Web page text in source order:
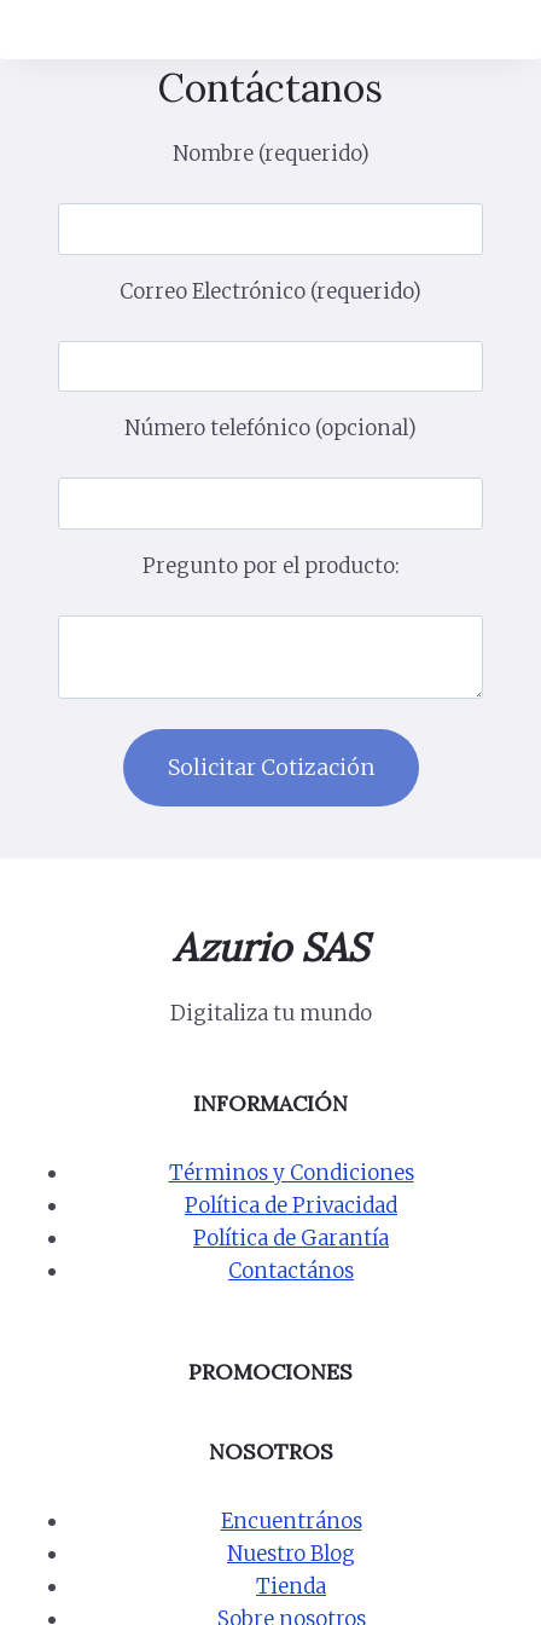
Contáctanos
Nombre (requerido)
Correo Electrónico (requerido)
Número telefónico (opcional)
Pregunto por el producto:
Azurio SAS
Digitaliza tu mundo
INFORMACIÓN
Términos y Condiciones
Política de Privacidad
Política de Garantía
Contactános
PROMOCIONES
NOSOTROS
Encuentrános
Nuestro Blog
Tienda
Sobre nosotros